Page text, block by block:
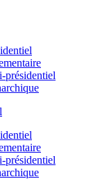
présidentiel
présidentiel